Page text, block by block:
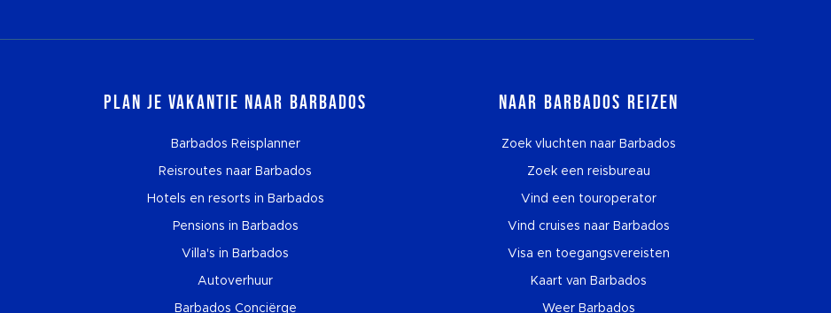
Plan je vakantie naar Barbados
Barbados Reisplanner
Reisroutes naar Barbados
Hotels en resorts in Barbados
Pensions in Barbados
Villa's in Barbados
Autoverhuur
Barbados Conciërge
Naar Barbados reizen
Zoek vluchten naar Barbados
Zoek een reisbureau
Vind een touroperator
Vind cruises naar Barbados
Visa en toegangsvereisten
Kaart van Barbados
Weer Barbados